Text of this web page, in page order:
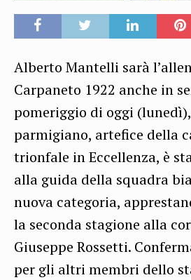
Alberto Mantelli sarà
Carpaneto 1922 anche in
pomeriggio di oggi
parmigiano, artefice della
trionfale in Eccellenza, è
alla guida della squadra
nuova categoria,
la seconda stagione alla
Giuseppe Rossetti.
per gli altri membri dello